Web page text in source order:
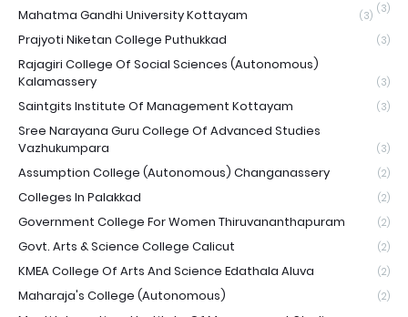
(3)
Mahatma Gandhi University Kottayam (3)
Prajyoti Niketan College Puthukkad (3)
Rajagiri College Of Social Sciences (Autonomous)
Kalamassery
(3)
Saintgits Institute Of Management Kottayam (3)
Sree Narayana Guru College Of Advanced Studies
Vazhukumpara
(3)
Assumption College (Autonomous) Changanassery (2)
Colleges In Palakkad (2)
Government College For Women Thiruvananthapuram (2)
Govt. Arts & Science College Calicut (2)
KMEA College Of Arts And Science Edathala Aluva (2)
Maharaja's College (Autonomous) (2)